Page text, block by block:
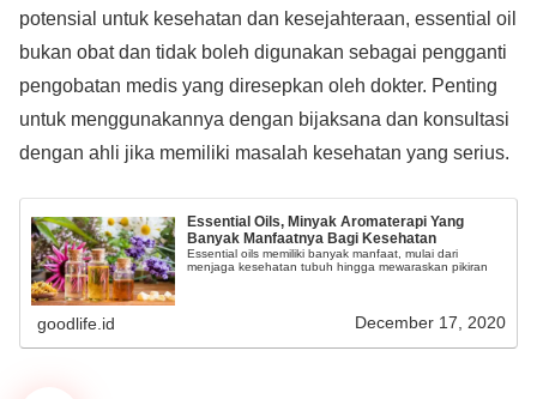
potensial untuk kesehatan dan kesejahteraan, essential oil
bukan obat dan tidak boleh digunakan sebagai pengganti
pengobatan medis yang diresepkan oleh dokter. Penting
untuk menggunakannya dengan bijaksana dan konsultasi
dengan ahli jika memiliki masalah kesehatan yang serius.
Essential Oils, Minyak Aromaterapi Yang
Banyak Manfaatnya Bagi Kesehatan
Essential oils memiliki banyak manfaat, mulai dari
menjaga kesehatan tubuh hingga mewaraskan pikiran
goodlife.id December 17, 2020